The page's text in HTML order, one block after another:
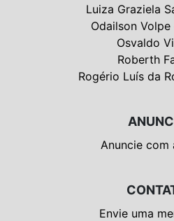
Luiza Graziela
Odailson
Osvaldo
Roberth
Rogério Luís da
Anuncie com
Envie uma